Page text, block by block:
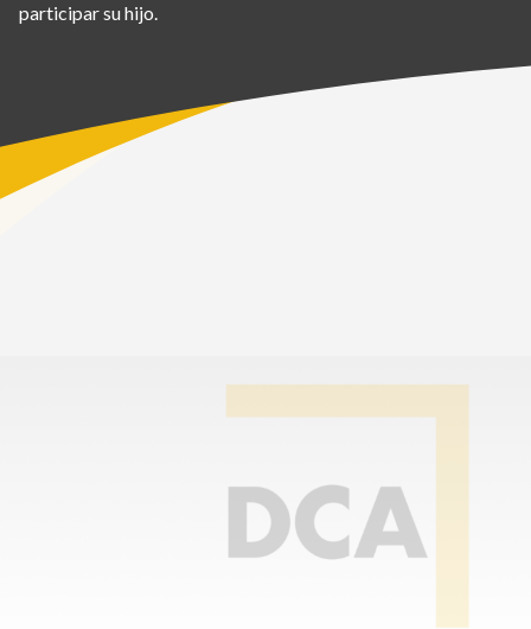
participar su hijo.
Tipos de clubes